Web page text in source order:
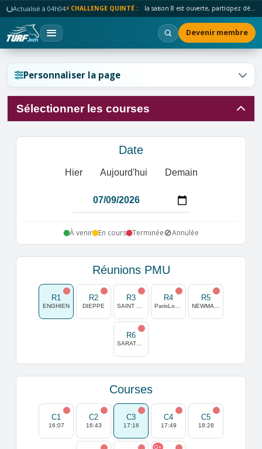
Actualisé à 04h04⚡ CHALLENGE QUINTÉ : la saison 8 est ouverte, participez dès maintenant !
Devenir membre
Personnaliser la page
Sélectionner les courses
Date
Hier Aujourd'hui Demain
À venir En cours Terminée🚫Annulée
Réunions PMU
R1
ENGHIEN
R2
DIEPPE
R3 R4 R5
R6
Courses
C1
16:07
C2
16:43
C3
17:16
C4
17:49
C5
18:28
Q+
Réinitialiser l'affichage ?
Réinitialiser